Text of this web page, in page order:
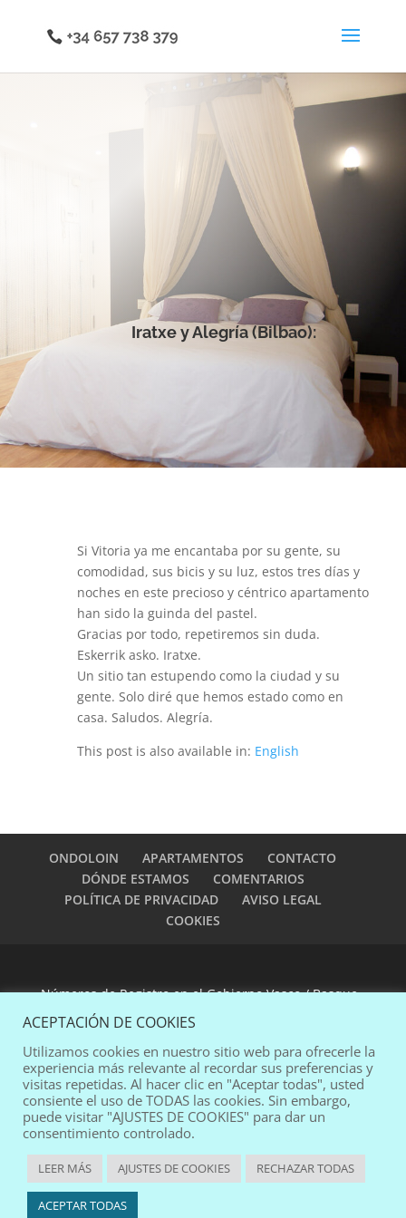
Iratxe y Alegría (Bilbao):
Si Vitoria ya me encantaba por su gente, su
comodidad, sus bicis y su luz, estos tres días y
noches en este precioso y céntrico apartamento
han sido la guinda del pastel.
Gracias por todo, repetiremos sin duda.
Eskerrik asko. Iratxe.
Un sitio tan estupendo como la ciudad y su
gente. Solo diré que hemos estado como en
casa. Saludos. Alegría.
This post is also available in: English
Números de Registro en el Gobierno Vasco / Basque
Government Registration Numbers:
web design:pablomad
ONDOLOIN APARTAMENTOS
CONTACTO
DÓNDE ESTAMOS
COMENTARIOS
POLÍTICA DE PRIVACIDAD
AVISO LEGAL
COOKIES
ACEPTACIÓN DE COOKIES
Utilizamos cookies en nuestro sitio web para ofrecerle la
experiencia más relevante al recordar sus preferencias y
visitas repetidas. Al hacer clic en "Aceptar todas", usted
consiente el uso de TODAS las cookies. Sin embargo,
puede visitar "AJUSTES DE COOKIES" para dar un
consentimiento controlado.
LEER MÁS AJUSTES DE COOKIES RECHAZAR TODAS
ACEPTAR TODAS